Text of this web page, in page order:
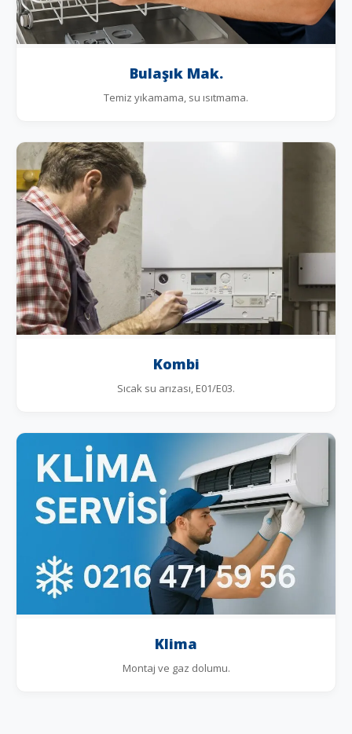
Bulaşık Mak.
Temiz yıkamama, su ısıtmama.
Kombi
Sıcak su arızası, E01/E03.
Klima
Montaj ve gaz dolumu.